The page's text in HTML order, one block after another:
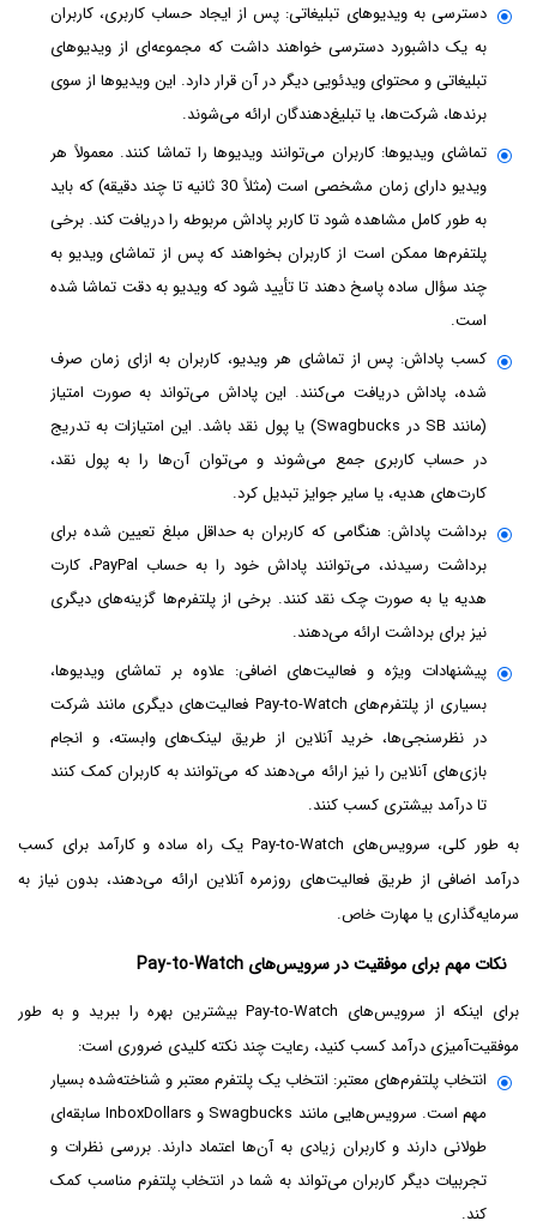
دسترسی به ویدیوهای تبلیغاتی: پس از ایجاد حساب کاربری، کاربران
به یک داشبورد دسترسی خواهند داشت که مجموعه‌ای از ویدیوهای
تبلیغاتی و محتوای ویدئویی دیگر در آن قرار دارد. این ویدیوها از سوی
برندها، شرکت‌ها، یا تبلیغ‌دهندگان ارائه می‌شوند.
تماشای ویدیوها: کاربران می‌توانند ویدیوها را تماشا کنند. معمولاً هر
ویدیو دارای زمان مشخصی است (مثلاً 30 ثانیه تا چند دقیقه) که باید
به طور کامل مشاهده شود تا کاربر پاداش مربوطه را دریافت کند. برخی
پلتفرم‌ها ممکن است از کاربران بخواهند که پس از تماشای ویدیو به
چند سؤال ساده پاسخ دهند تا تأیید شود که ویدیو به دقت تماشا شده
است.
کسب پاداش: پس از تماشای هر ویدیو، کاربران به ازای زمان صرف
شده، پاداش دریافت می‌کنند. این پاداش می‌تواند به صورت امتیاز
(مانند SB در Swagbucks) یا پول نقد باشد. این امتیازات به تدریج
در حساب کاربری جمع می‌شوند و می‌توان آن‌ها را به پول نقد،
کارت‌های هدیه، یا سایر جوایز تبدیل کرد.
برداشت پاداش: هنگامی که کاربران به حداقل مبلغ تعیین شده برای
برداشت رسیدند، می‌توانند پاداش خود را به حساب PayPal، کارت
هدیه یا به صورت چک نقد کنند. برخی از پلتفرم‌ها گزینه‌های دیگری
نیز برای برداشت ارائه می‌دهند.
پیشنهادات ویژه و فعالیت‌های اضافی: علاوه بر تماشای ویدیوها،
بسیاری از پلتفرم‌های Pay-to-Watch فعالیت‌های دیگری مانند شرکت
در نظرسنجی‌ها، خرید آنلاین از طریق لینک‌های وابسته، و انجام
بازی‌های آنلاین را نیز ارائه می‌دهند که می‌توانند به کاربران کمک کنند
تا درآمد بیشتری کسب کنند.
به طور کلی، سرویس‌های Pay-to-Watch یک راه ساده و کارآمد برای کسب
درآمد اضافی از طریق فعالیت‌های روزمره آنلاین ارائه می‌دهند، بدون نیاز به
سرمایه‌گذاری یا مهارت خاص.
نکات مهم برای موفقیت در سرویس‌های Pay-to-Watch
برای اینکه از سرویس‌های Pay-to-Watch بیشترین بهره را ببرید و به طور
موفقیت‌آمیزی درآمد کسب کنید، رعایت چند نکته کلیدی ضروری است:
انتخاب پلتفرم‌های معتبر: انتخاب یک پلتفرم معتبر و شناخته‌شده بسیار
مهم است. سرویس‌هایی مانند Swagbucks و InboxDollars سابقه‌ای
طولانی دارند و کاربران زیادی به آن‌ها اعتماد دارند. بررسی نظرات و
تجربیات دیگر کاربران می‌تواند به شما در انتخاب پلتفرم مناسب کمک
کند.